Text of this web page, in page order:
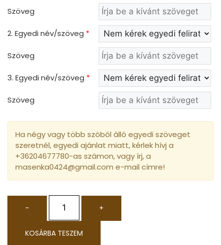
Szöveg
2. Egyedi név/szöveg *
Szöveg
3. Egyedi név/szöveg *
Szöveg
Ha négy vagy több szóból álló egyedi szöveget
szeretnél, egyedi ajánlat miatt, kérlek hívj a
+36204677780-as számon, vagy írj, a
masenka0424@gmail.com e-mail címre!
- +
KOSÁRBA TESZEM